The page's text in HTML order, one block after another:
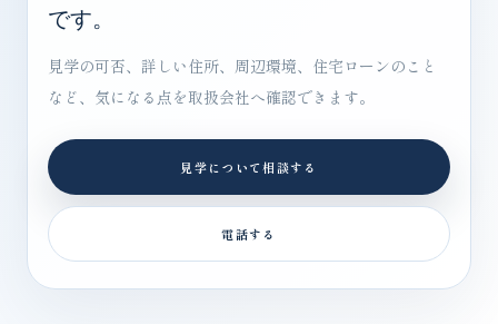
です。
見学の可否、詳しい住所、周辺環境、住宅ローンのこと
など、気になる点を取扱会社へ確認できます。
見学について相談する
電話する